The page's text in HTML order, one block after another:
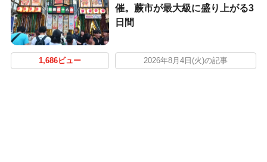
催。蕨市が最大級に盛り上がる3
日間
1,686ビュー 2026年8月4日(火)の記事